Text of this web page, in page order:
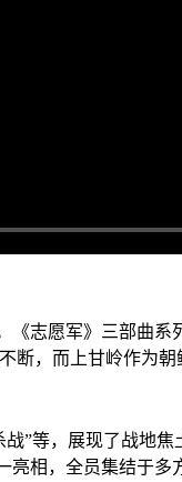
愿军》三部曲系
，而上甘岭作为
等，展现了战地
相，全员集结于多